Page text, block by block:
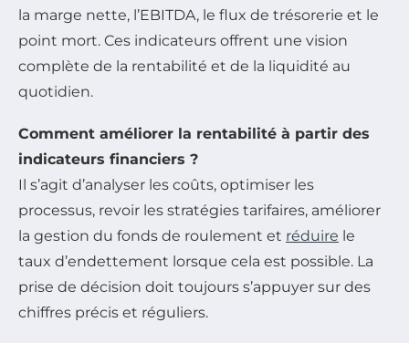
la marge nette, l’EBITDA, le flux de trésorerie et le
point mort. Ces indicateurs offrent une vision
complète de la rentabilité et de la liquidité au
quotidien.
Comment améliorer la rentabilité à partir des
indicateurs financiers ?
Il s’agit d’analyser les coûts, optimiser les
processus, revoir les stratégies tarifaires, améliorer
la gestion du fonds de roulement et réduire le
taux d’endettement lorsque cela est possible. La
prise de décision doit toujours s’appuyer sur des
chiffres précis et réguliers.